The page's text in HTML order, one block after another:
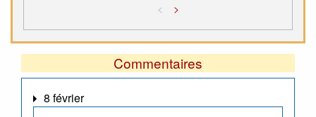
< >
Commentaires
8 février